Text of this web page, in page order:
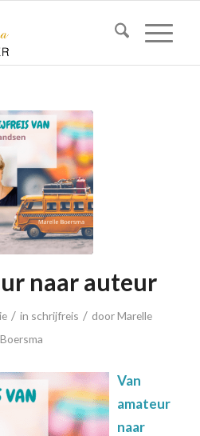
naar auteur
/ in schrijfreis / doorMarelle
Boersma
Van
amateur
naar